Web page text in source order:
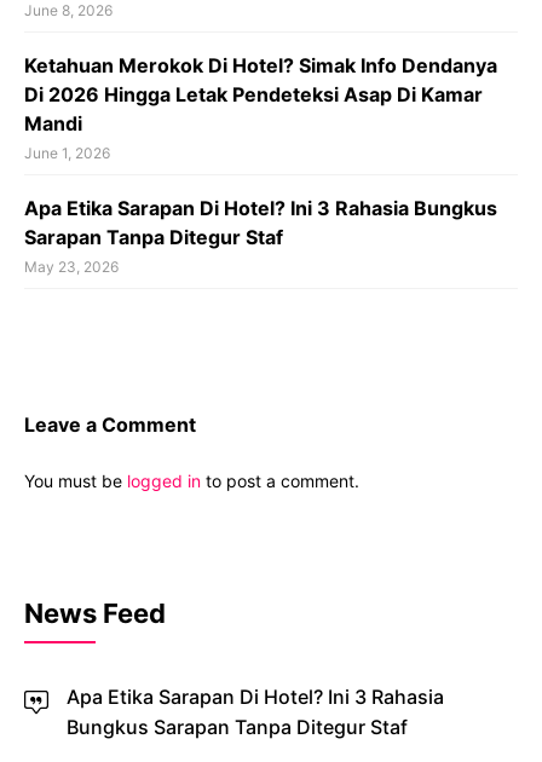
June 8, 2026
Ketahuan Merokok Di Hotel? Simak Info Dendanya
Di 2026 Hingga Letak Pendeteksi Asap Di Kamar
Mandi
June 1, 2026
Apa Etika Sarapan Di Hotel? Ini 3 Rahasia Bungkus
Sarapan Tanpa Ditegur Staf
May 23, 2026
Leave a Comment
You must be logged in to post a comment.
News Feed
Apa Etika Sarapan Di Hotel? Ini 3 Rahasia
Bungkus Sarapan Tanpa Ditegur Staf